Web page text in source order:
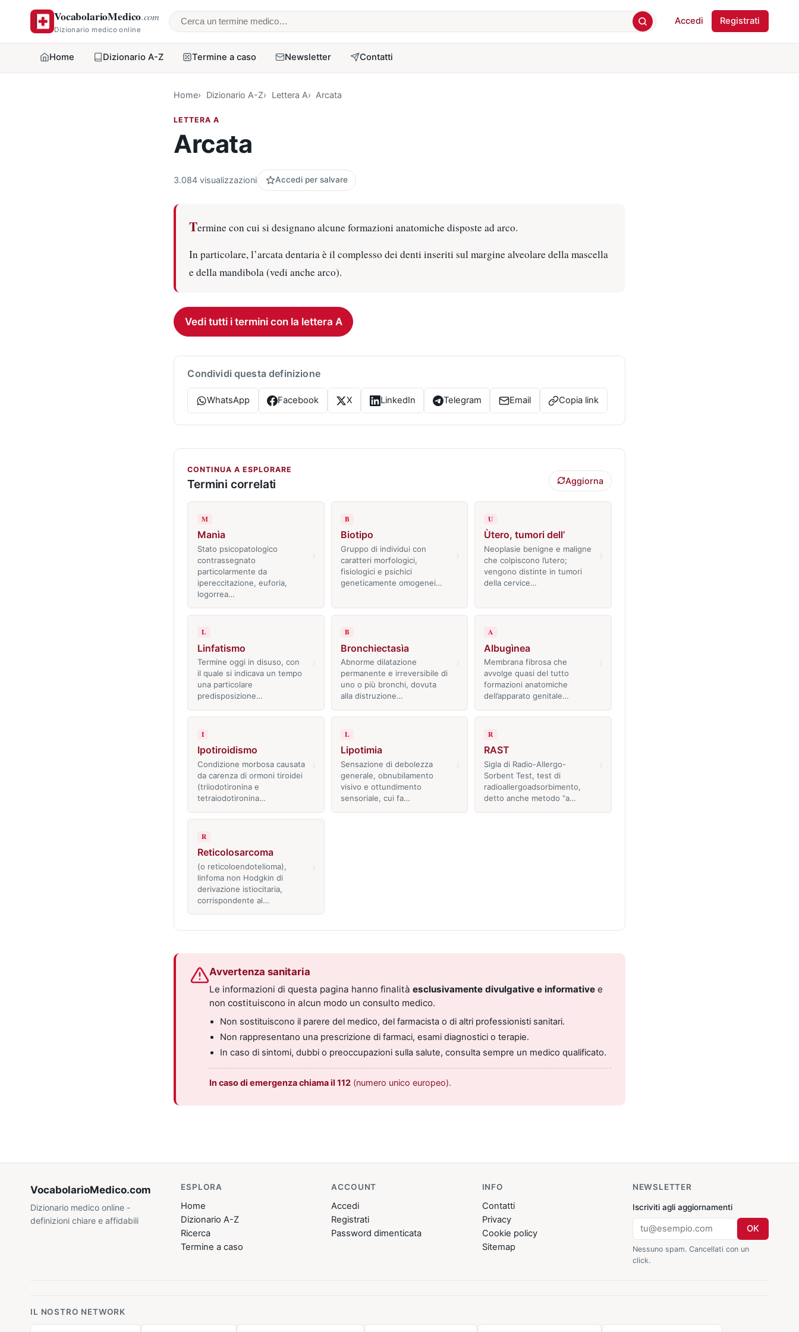
VocabolarioMedico.com
Dizionario medico online Cerca un termine medico
Accedi Registrati
Home Dizionario A-Z Termine a caso Newsletter Contatti
Home Dizionario A-Z Lettera A Arcata
LETTERA A
Arcata
3.084 visualizzazioni Accedi per salvare
Termine con cui si designano alcune formazioni anatomiche disposte ad arco.
In particolare, l’arcata dentaria è il complesso dei denti inseriti sul margine alveolare della mascella
e della mandibola (vedi anche arco).
Vedi tutti i termini con la lettera A
Condividi questa definizione
WhatsApp Facebook X LinkedIn Telegram Email Copia link
CONTINUA A ESPLORARE
Termini correlati Aggiorna
M
Manìa
Stato psicopatologico
contrassegnato
particolarmente da
ipereccitazione, euforia,
logorrea…
B
Biotipo
Gruppo di individui con
caratteri morfologici,
fisiologici e psichici
geneticamente omogenei…
U
Ùtero, tumori dell’
Neoplasie benigne e maligne
che colpiscono l’utero;
vengono distinte in tumori
della cervice…
L
Linfatismo
Termine oggi in disuso, con
il quale si indicava un tempo
una particolare
predisposizione…
B
Bronchiectasìa
Abnorme dilatazione
permanente e irreversibile di
uno o più bronchi, dovuta
alla distruzione…
A
Albugìnea
Membrana fibrosa che
avvolge quasi del tutto
formazioni anatomiche
dell’apparato genitale…
I
Ipotiroidismo
Condizione morbosa causata
da carenza di ormoni tiroidei
(triiodotironina e
tetraiodotironina…
L
Lipotimia
Sensazione di debolezza
generale, obnubilamento
visivo e ottundimento
sensoriale, cui fa…
R
RAST
Sigla di Radio-Allergo-
Sorbent Test, test di
radioallergoadsorbimento,
detto anche metodo “a…
R
Reticolosarcoma
(o reticoloendotelioma),
linfoma non Hodgkin di
derivazione istiocitaria,
corrispondente al…
Avvertenza sanitaria
Le informazioni di questa pagina hanno finalità esclusivamente divulgative e informative e
non costituiscono in alcun modo un consulto medico.
Non sostituiscono il parere del medico, del farmacista o di altri professionisti sanitari.
Non rappresentano una prescrizione di farmaci, esami diagnostici o terapie.
In caso di sintomi, dubbi o preoccupazioni sulla salute, consulta sempre un medico qualificato.
In caso di emergenza chiama il 112 (numero unico europeo).
VocabolarioMedico.com
Dizionario medico online -
definizioni chiare e affidabili
ESPLORA
Home
Dizionario A-Z
Ricerca
Termine a caso
ACCOUNT
Accedi
Registrati
Password dimenticata
INFO
Contatti
Privacy
Cookie policy
Sitemap
NEWSLETTER
Iscriviti agli aggiornamenti
OK
Nessuno spam. Cancellati con un
click.
IL NOSTRO NETWORK